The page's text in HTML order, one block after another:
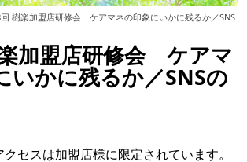
樹楽加盟店研修会 ケアマネの印象にいかに残るか／SNS
加盟店研修会 ケアマ
いかに残るか／SNSの
セスは加盟店様に限定されています。